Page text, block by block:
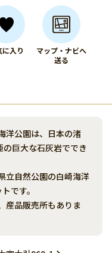
に入り
マップ・ナビへ
送る
洋公園は、日本の渚
巨大な石灰岩ででき
立自然公園の白崎海洋
です。
産品販売所もありま